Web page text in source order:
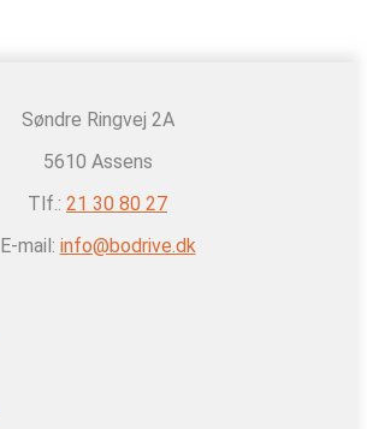
Søndre Ringvej 2A
5610 Assens
Tlf.: 21 30 80 27
E-mail: info@bodrive.dk